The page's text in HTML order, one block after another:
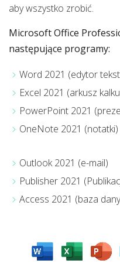
aby wszystko zrobić.
Microsoft Office
następujące programy:
Word 2021 (edytor
Excel 2021 (arkusz
PowerPoint 2021
OneNote 2021 (notatki)
Outlook 2021 (e-mail)
Publisher 2021
Access 2021 (baza